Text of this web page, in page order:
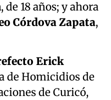
, de 18 años; y ahora
Córdova Zapata,
Erick
de Homicidios de
de Curicó,